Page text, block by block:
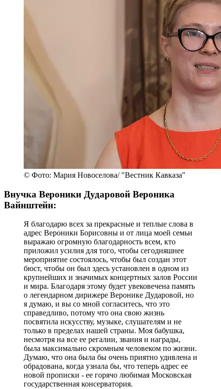
© Фото: Мария Новоселова/ "Вестник Кавказа"
Внучка Вероники Дударовой Вероника
Вайнштейн:
Я благодарю всех за прекрасные и теплые слова в
адрес Вероники Борисовны и от лица моей семьи
выражаю огромную благодарность всем, кто
приложил усилия для того, чтобы сегодняшнее
мероприятие состоялось, чтобы был создан этот
бюст, чтобы он был здесь установлен в одном из
крупнейших и значимых концертных залов России
и мира. Благодаря этому будет увековечена память
о легендарном дирижере Веронике Дударовой, но
я думаю, и вы со мной согласитесь, что это
справедливо, потому что она свою жизнь
посвятила искусству, музыке, слушателям и не
только в пределах нашей страны. Моя бабушка,
несмотря на все ее регалии, звания и награды,
была максимально скромным человеком по жизни.
Думаю, что она была бы очень приятно удивлена и
обрадована, когда узнала бы, что теперь адрес ее
новой прописки - ее горячо любимая Московская
государственная консерватория.